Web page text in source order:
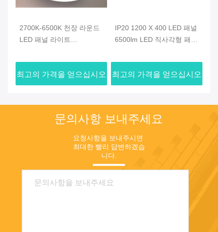
2700K-6500K 천장 라운드
LED 패널 라이트
최고의 가격을 얻으십시오
IP20 1200 X 400 LED 패널
6500lm LED 직사각형 패널
최고의 가격을 얻으십시오
문의사항 보내주세요
요청사항을 보내주시면
최대한 빨리 답변하겠습
니다.